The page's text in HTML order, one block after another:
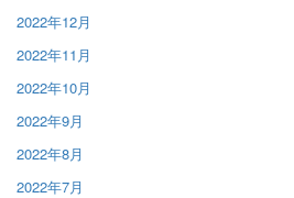
2022年12月
2022年11月
2022年10月
2022年9月
2022年8月
2022年7月